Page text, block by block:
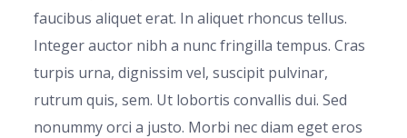
faucibus aliquet erat. In aliquet rhoncus tellus.
Integer auctor nibh a nunc fringilla tempus. Cras
turpis urna, dignissim vel, suscipit pulvinar,
rutrum quis, sem. Ut lobortis convallis dui. Sed
nonummy orci a justo. Morbi nec diam eget eros